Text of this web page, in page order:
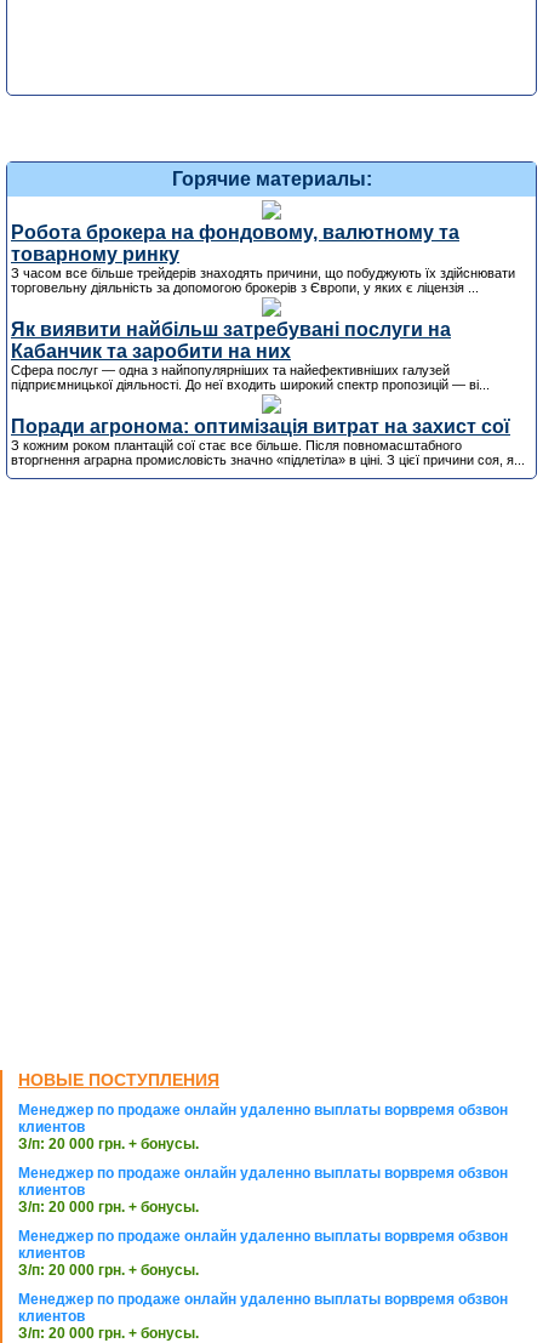
Горячие материалы:
Робота брокера на фондовому, валютному та
товарному ринку
З часом все більше трейдерів знаходять причини, що побуджують їх здійснювати
торговельну діяльність за допомогою брокерів з Європи, у яких є ліцензія ...
Як виявити найбільш затребувані послуги на
Кабанчик та заробити на них
Сфера послуг — одна з найпопулярніших та найефективніших галузей
підприємницької діяльності. До неї входить широкий спектр пропозицій — ві...
Поради агронома: оптимізація витрат на захист сої
З кожним роком плантацій сої стає все більше. Після повномасштабного
вторгнення аграрна промисловість значно «підлетіла» в ціні. З цієї причини соя, я...
НОВЫЕ ПОСТУПЛЕНИЯ
Менеджер по продаже онлайн удаленно выплаты ворвремя обзвон
клиентов
З/п: 20 000 грн. + бонусы.
Менеджер по продаже онлайн удаленно выплаты ворвремя обзвон
клиентов
З/п: 20 000 грн. + бонусы.
Менеджер по продаже онлайн удаленно выплаты ворвремя обзвон
клиентов
З/п: 20 000 грн. + бонусы.
Менеджер по продаже онлайн удаленно выплаты ворвремя обзвон
клиентов
З/п: 20 000 грн. + бонусы.